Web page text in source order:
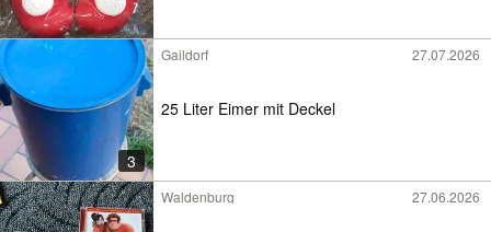
3
Gaildorf 27.07.2026
25 Liter Eimer mit Deckel
Waldenburg 27.06.2026